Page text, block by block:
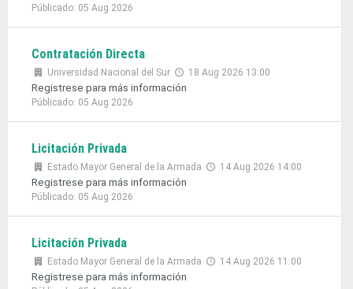
Públicado: 05 Aug 2026
Contratación Directa
Universidad Nacional del Sur 18 Aug 2026 13:00
Registrese para más información
Públicado: 05 Aug 2026
Licitación Privada
Estado Mayor General de la Armada 14 Aug 2026 14:00
Registrese para más información
Públicado: 05 Aug 2026
Licitación Privada
Estado Mayor General de la Armada 14 Aug 2026 11:00
Registrese para más información